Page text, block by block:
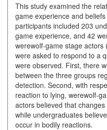
This study examined the
game experience and
participants included 203
game experience, and 42
werewolf-game stage
were asked to respond to a
were observed. First, there
between the three groups
detection. Second, with
reaction to lying, werewolf-
actors believed that
while undergraduates
occur in bodily reactions.